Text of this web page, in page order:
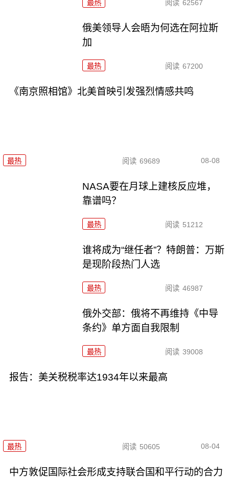
最热 阅读 62567
俄美领导人会晤为何选在阿拉斯
加
最热 阅读 67200
《南京照相馆》北美首映引发强烈情感共鸣
最热 阅读 69689 08-08
NASA要在月球上建核反应堆，
靠谱吗？
最热 阅读 51212
谁将成为“继任者”？特朗普：万斯
是现阶段热门人选
最热 阅读 46987
俄外交部：俄将不再维持《中导
条约》单方面自我限制
最热 阅读 39008
报告：美关税税率达1934年以来最高
最热 阅读 50605 08-04
中方敦促国际社会形成支持联合国和平行动的合力